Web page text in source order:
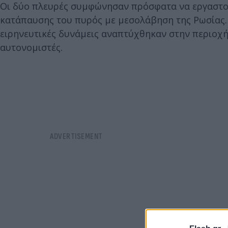
Οι δύο πλευρές συμφώνησαν πρόσφατα να
κατάπαυσης του πυρός με μεσολάβηση της
ειρηνευτικές δυνάμεις αναπτύχθηκαν στην
αυτονομιστές.